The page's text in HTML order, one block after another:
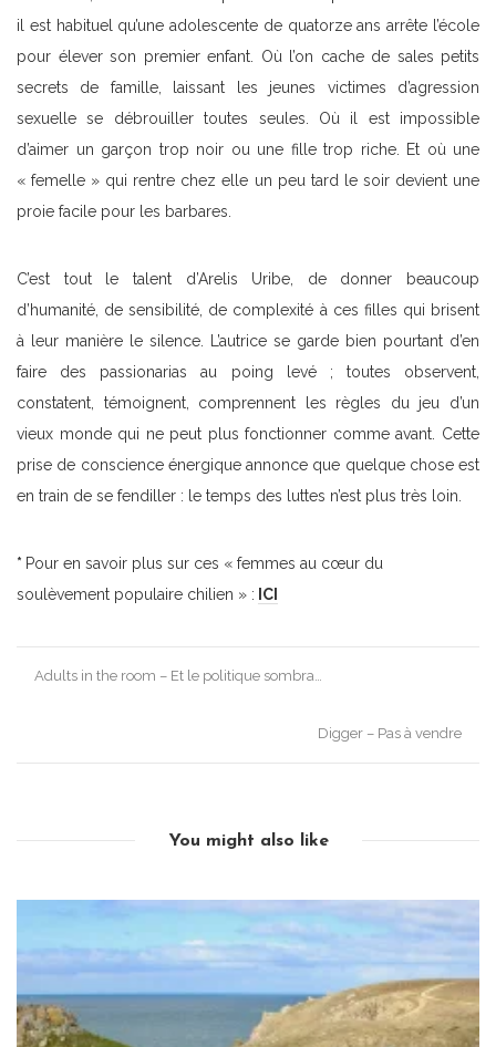
il est habituel qu’une adolescente de quatorze ans arrête l’école
pour élever son premier enfant. Où l’on cache de sales petits
secrets de famille, laissant les jeunes victimes d’agression
sexuelle se débrouiller toutes seules. Où il est impossible
d’aimer un garçon trop noir ou une fille trop riche. Et où une
« femelle » qui rentre chez elle un peu tard le soir devient une
proie facile pour les barbares.
C’est tout le talent d’Arelis Uribe, de donner beaucoup
d’humanité, de sensibilité, de complexité à ces filles qui brisent
à leur manière le silence. L’autrice se garde bien pourtant d’en
faire des passionarias au poing levé ; toutes observent,
constatent, témoignent, comprennent les règles du jeu d’un
vieux monde qui ne peut plus fonctionner comme avant. Cette
prise de conscience énergique annonce que quelque chose est
en train de se fendiller : le temps des luttes n’est plus très loin.
* Pour en savoir plus sur ces « femmes au cœur du
soulèvement populaire chilien » : ICI
Post
Adults in the room – Et le politique sombra…
Digger – Pas à vendre
You might also like